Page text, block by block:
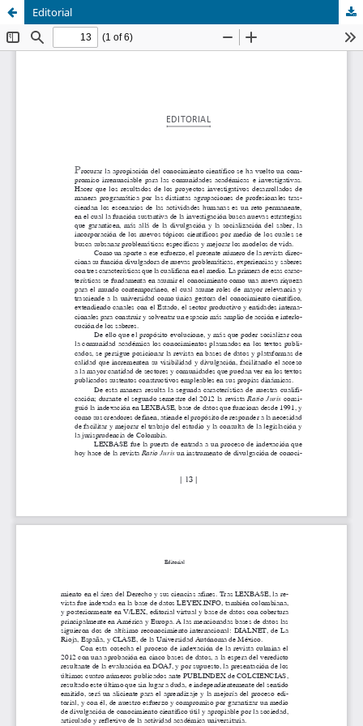
Editorial